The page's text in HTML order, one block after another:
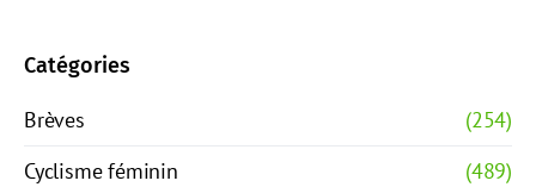
Catégories
Brèves
(254)
Cyclisme féminin
(489)